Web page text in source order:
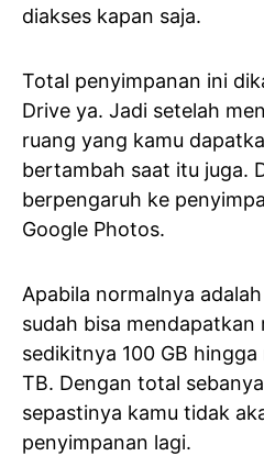
diakses kapan saja.
Total penyimpanan ini
Drive ya. Jadi setelah
ruang yang kamu
bertambah saat itu juga.
berpengaruh ke
Google Photos.
Apabila normalnya
sudah bisa mendapatkan
sedikitnya 100 GB
TB. Dengan total
sepastinya kamu tidak
penyimpanan lagi.